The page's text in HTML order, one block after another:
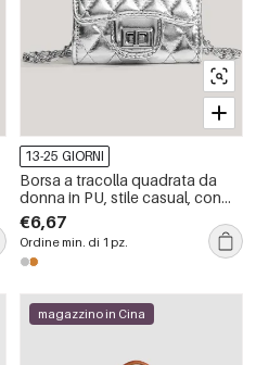
13-25 GIORNI
Borsa a tracolla quadrata da
donna in PU, stile casual, con
cuciture trapuntate, dettagli in
metallo e catena in tinta unita.
€6,67
Ordine min. di 1 pz.
magazzino in Cina